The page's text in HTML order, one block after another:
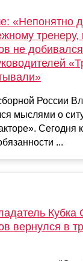
«Непонятно
тренеру,
не
России
мыслями о
Сегодня
...
Кубка
вернулся в